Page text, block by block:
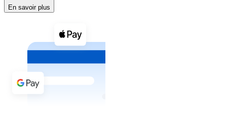
Voir toutes
Coupons crypto
Achetez des cryptomonnaies en espèces et d'autres
Acheter avec espèces
Virement SEPA
En savoir plus